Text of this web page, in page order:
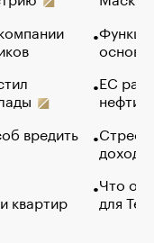
вредить
квартир
основ
ЕС
нефти
Что
для